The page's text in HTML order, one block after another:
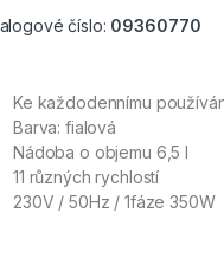
číslo: 09360770
Ke každodennímu
Barva: fialová
Nádoba o objemu 6,5 l
11 různých rychlostí
230V / 50Hz / 1fáze 350W